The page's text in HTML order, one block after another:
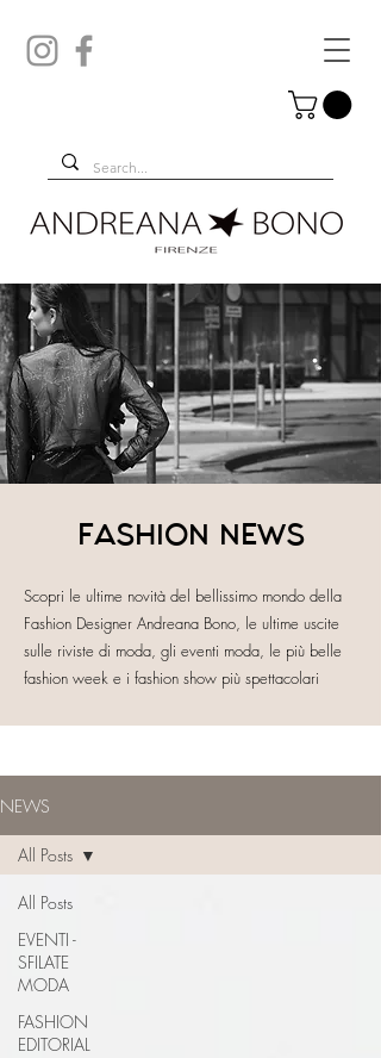
FASHION NEWS
Scopri le ultime novità del bellissimo mondo della
Fashion Designer Andreana Bono, le ultime uscite
sulle riviste di moda, gli eventi moda, le più belle
fashion week e i fashion show più spettacolari
NEWS
All Posts
EVENTI -
SFILATE
MODA
FASHION
EDITORIAL
All Posts